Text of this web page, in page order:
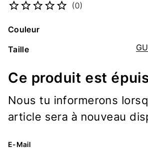
(0)
Couleur
Taille
Ce produit est
Nous tu informerons
article sera à nouveau
E-Mail